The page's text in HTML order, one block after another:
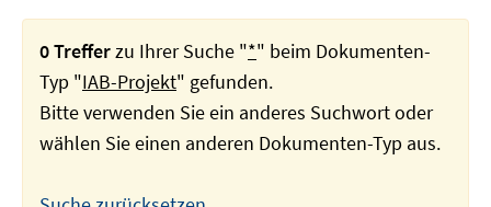
0 Trefferzu Ihrer Suche "*" beim Dokumenten-
Typ "IAB-Projekt" gefunden.
Bitte verwenden Sie ein anderes Suchwort oder
wählen Sie einen anderen Dokumenten-Typ aus.